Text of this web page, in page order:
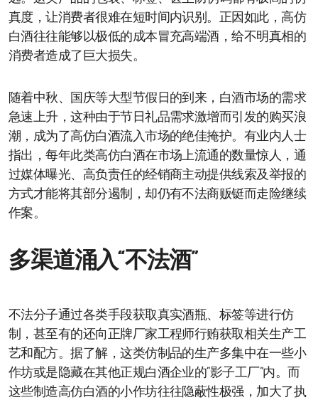
真度，让消费者很难在短时间内识别。正因如此，高仿
白酒往往能够以极低的成本冒充高端酒，给不明真相的
消费者造成了巨大损失。
随着中秋、国庆等大型节假日的到来，白酒市场的需求
急速上升，这种由于节日礼品需求激增而引发的购买浪
潮，成为了高仿白酒流入市场的绝佳掩护。有业内人士
指出，每年此类高仿白酒在市场上流通的数量惊人，通
过媒体曝光、高负责任的经销商主动提供线索及举报的
方式才能将其部分遏制，却仍有不法商贩铤而走险继续
作案。
多渠道涌入“不法酒”
不法分子通过各类手段获取真实酒瓶、标签等进行仿
制，甚至有的还向正牌厂家工程师行贿获取相关生产工
艺和配方。据了解，这类仿制品的生产多集中在一些小
作坊或是隐藏在其他正规白酒企业的“影子工厂”内。而
这些制造高仿白酒的小作坊往往隐蔽性极强，加大了执